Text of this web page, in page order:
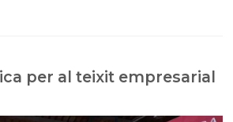
per al teixit empresarial